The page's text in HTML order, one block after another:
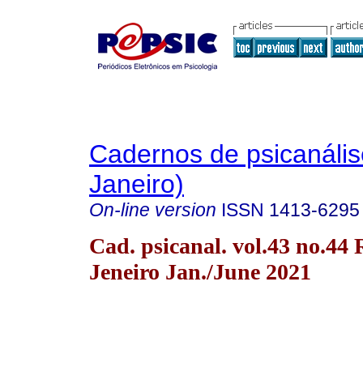
Cadernos de
Janeiro)
On-line version ISSN 1413-6295
Cad. psicanal. vol.43 no.44
Jeneiro Jan./June 2021